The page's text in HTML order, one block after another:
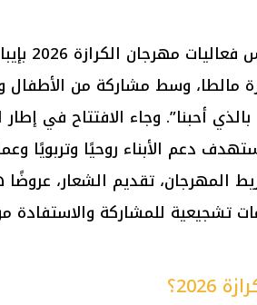
افتتح نيافة الحبر الجليل
مالطا، وسط مشاركة من الأطفال
أحبنا”. وجاء الافتتاح في
دعم الأبناء روحيًا وتربويًا
تقديم الشعار، عروضًا
تشجيعية للمشاركة والاستفادة